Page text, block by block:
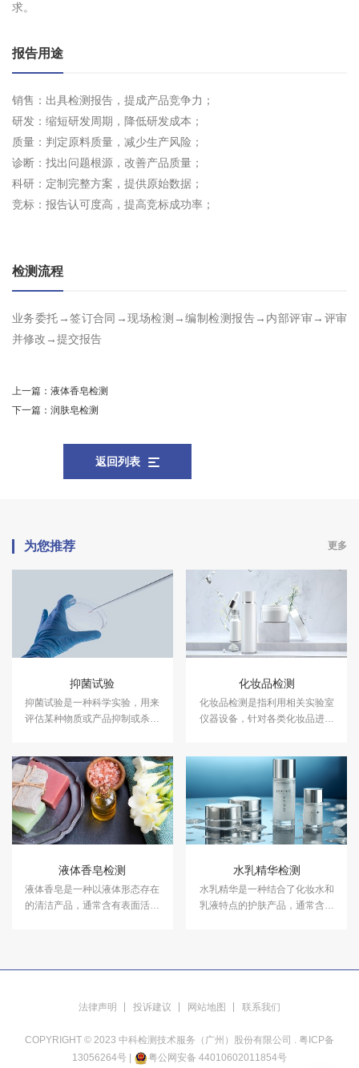
求。
报告用途
销售：出具检测报告，提成产品竞争力；
研发：缩短研发周期，降低研发成本；
质量：判定原料质量，减少生产风险；
诊断：找出问题根源，改善产品质量；
科研：定制完整方案，提供原始数据；
竞标：报告认可度高，提高竞标成功率；
检测流程
业务委托→签订合同→现场检测→编制检测报告→内部评审→评审
并修改→提交报告
上一篇： 液体香皂检测
下一篇： 润肤皂检测
返回列表
为您推荐 更多
抑菌试验
抑菌试验是一种科学实验，用来
评估某种物质或产品抑制或杀灭
产品抑菌试验服务，具备CMA、
CNAS资质认证.
化妆品检测
化妆品检测是指利用相关实验室
仪器设备，针对各类化妆品进行
量和使用安全，保障消费者健
康。中科检测开展化妆品检测服
务，具备CMA、CNAS资质认
证。
液体香皂检测
液体香皂是一种以液体形态存在
的清洁产品，通常含有表面活性
测服务，检测报告具备CMA资
水乳精华检测
水乳精华是一种结合了化妆水和
乳液特点的护肤产品，通常含有
测服务。
法律声明 投诉建议 网站地图 联系我们
COPYRIGHT © 2023 中科检测技术服务（广州）股份有限公司 . 粤ICP备
13056264号 | 粤公网安备 44010602011854号